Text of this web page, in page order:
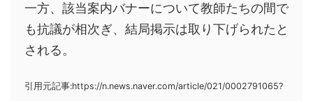
一方、該当案内バナーについて教師たちの間で
も抗議が相次ぎ、結局掲示は取り下げられたと
される。
引用元記事:https://n.news.naver.com/article/021/0002791065?